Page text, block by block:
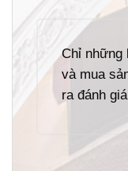
Chỉ những
và mua
ra đánh